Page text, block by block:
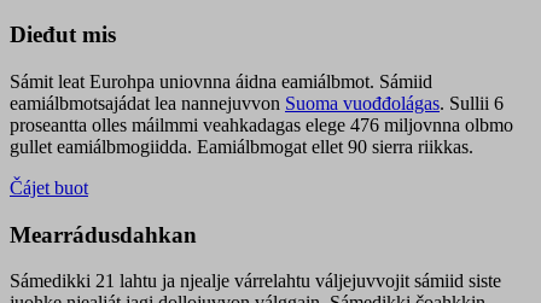
Dieđut mis
Sámit leat Eurohpa uniovnna áidna eamiálbmot. Sámiid
eamiálbmotsajádat lea nannejuvvon Suoma vuođđolágas. Sullii 6
proseantta olles máilmmi veahkadagas elege 476 miljovnna olbmo
gullet eamiálbmogiidda. Eamiálbmogat ellet 90 sierra riikkas.
Čájet buot
Mearrádusdahkan
Sámedikki 21 lahtu ja njealje várrelahtu váljejuvvojit sámiid siste